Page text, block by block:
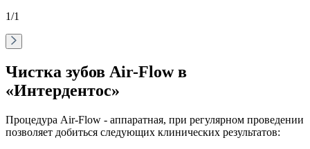
1/1
Чистка зубов Air-Flow в
«Интердентос»
Процедура Air-Flow - аппаратная, при регулярном проведении
позволяет добиться следующих клинических результатов: